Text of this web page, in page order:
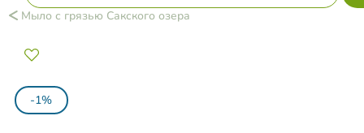
Мыло с грязью Сакского озера
-1%